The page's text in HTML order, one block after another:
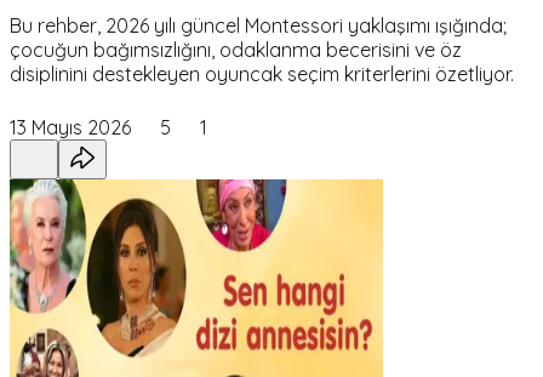
Bu rehber, 2026 yılı güncel Montessori yaklaşımı ışığında;
çocuğun bağımsızlığını, odaklanma becerisini ve öz
disiplinini destekleyen oyuncak seçim kriterlerini özetliyor.
13 Mayıs 2026 5 1